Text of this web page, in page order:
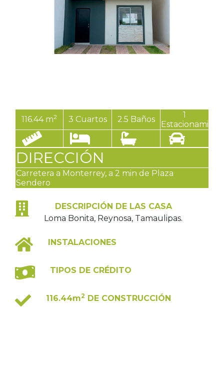
116.44 m2 3 Cuartos 2.5 Baños
1
DIRECCIÓN
Carretera a Monterrey, a 2 min de Plaza
Sendero
DESCRIPCIÓN DE LAS CASA
Loma Bonita, Reynosa, Tamaulipas.
INSTALACIONES
TIPOS DE CRÉDITO
116.44m2 DE CONSTRUCCIÓN